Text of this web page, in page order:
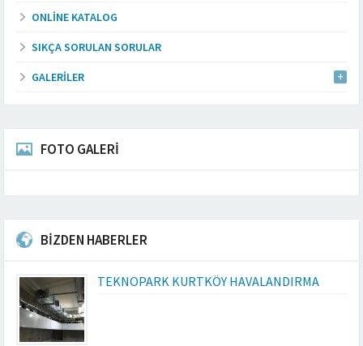
ONLINE KATALOG
SIKÇA SORULAN SORULAR
GALERILER
FOTO GALERİ
BİZDEN HABERLER
TEKNOPARK KURTKÖY HAVALANDIRMA